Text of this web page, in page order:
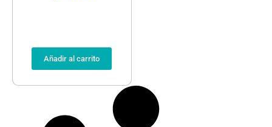
Añadir al carrito